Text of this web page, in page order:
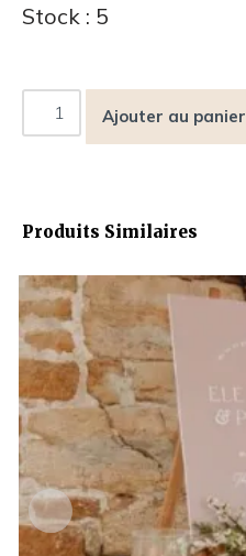
Stock : 5
Ajouter au panier
Produits Similaires